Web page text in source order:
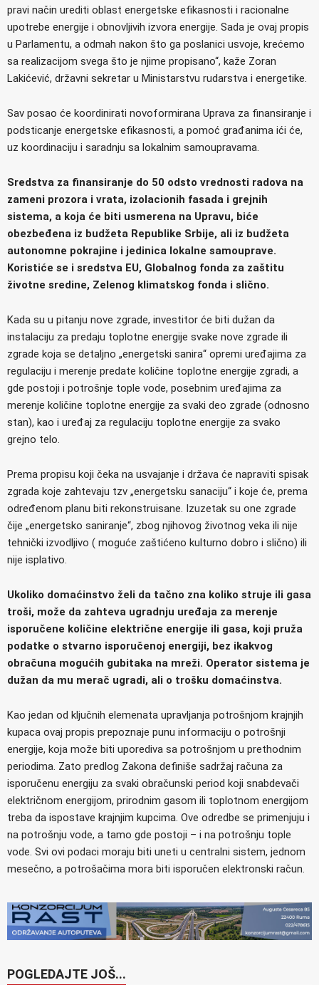
pravi način urediti oblast energetske efikasnosti i racionalne
upotrebe energije i obnovljivih izvora energije. Sada je ovaj propis
u Parlamentu, a odmah nakon što ga poslanici usvoje, krećemo
sa realizacijom svega što je njime propisano“, kaže Zoran
Lakićević, državni sekretar u Ministarstvu rudarstva i energetike.
Sav posao će koordinirati novoformirana Uprava za finansiranje i
podsticanje energetske efikasnosti, a pomoć građanima ići će,
uz koordinaciju i saradnju sa lokalnim samoupravama.
Sredstva za finansiranje do 50 odsto vrednosti radova na
zameni prozora i vrata, izolacionih fasada i grejnih
sistema, a koja će biti usmerena na Upravu, biće
obezbeđena iz budžeta Republike Srbije, ali iz budžeta
autonomne pokrajine i jedinica lokalne samouprave.
Koristiće se i sredstva EU, Globalnog fonda za zaštitu
životne sredine, Zelenog klimatskog fonda i slično.
Kada su u pitanju nove zgrade, investitor će biti dužan da
instalaciju za predaju toplotne energije svake nove zgrade ili
zgrade koja se detaljno „energetski sanira“ opremi uređajima za
regulaciju i merenje predate količine toplotne energije zgradi, a
gde postoji i potrošnje tople vode, posebnim uređajima za
merenje količine toplotne energije za svaki deo zgrade (odnosno
stan), kao i uređaj za regulaciju toplotne energije za svako
grejno telo.
Prema propisu koji čeka na usvajanje i država će napraviti spisak
zgrada koje zahtevaju tzv „energetsku sanaciju“ i koje će, prema
određenom planu biti rekonstruisane. Izuzetak su one zgrade
čije „energetsko saniranje“, zbog njihovog životnog veka ili nije
tehnički izvodljivo ( moguće zaštićeno kulturno dobro i slično) ili
nije isplativo.
Ukoliko domaćinstvo želi da tačno zna koliko struje ili gasa
troši, može da zahteva ugradnju uređaja za merenje
isporučene količine električne energije ili gasa, koji pruža
podatke o stvarno isporučenoj energiji, bez ikakvog
obračuna mogućih gubitaka na mreži. Operator sistema je
dužan da mu merač ugradi, ali o trošku domaćinstva.
Kao jedan od ključnih elemenata upravljanja potrošnjom krajnjih
kupaca ovaj propis prepoznaje punu informaciju o potrošnji
energije, koja može biti uporediva sa potrošnjom u prethodnim
periodima. Zato predlog Zakona definiše sadržaj računa za
isporučenu energiju za svaki obračunski period koji snabdevači
električnom energijom, prirodnim gasom ili toplotnom energijom
treba da ispostave krajnjim kupcima. Ove odredbe se primenjuju i
na potrošnju vode, a tamo gde postoji – i na potrošnju tople
vode. Svi ovi podaci moraju biti uneti u centralni sistem, jednom
mesečno, a potrošačima mora biti isporučen elektronski račun.
POGLEDAJTE JOŠ...